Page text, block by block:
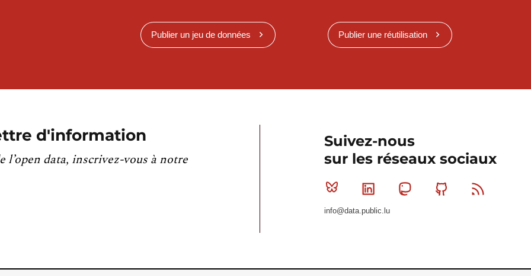
Publier un jeu de données Publier une réutilisation
d'information
l’open data, inscrivez-vous à notre
Suivez-nous
sur les réseaux sociaux
Bluesky Linkedin MastodonGithub
info@data.public.lu